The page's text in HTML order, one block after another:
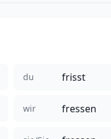
du frisst
wir fressen